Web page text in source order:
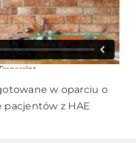
w oparciu o
z HAE